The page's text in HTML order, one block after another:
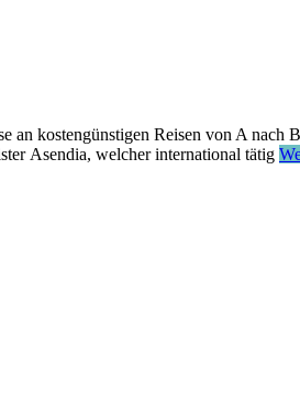
kostengünstigen Reisen von A nach
Asendia, welcher international tätig